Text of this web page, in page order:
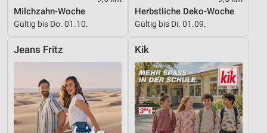
Milchzahn-Woche
Gültig bis Do. 01.10.
Herbstliche Deko-Woche
Gültig bis Di. 01.09.
Jeans Fritz Kik
Performance
Funktional
Werbung